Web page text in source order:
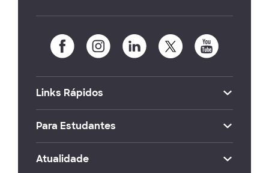
Links Rápidos
Para Estudantes
Atualidade